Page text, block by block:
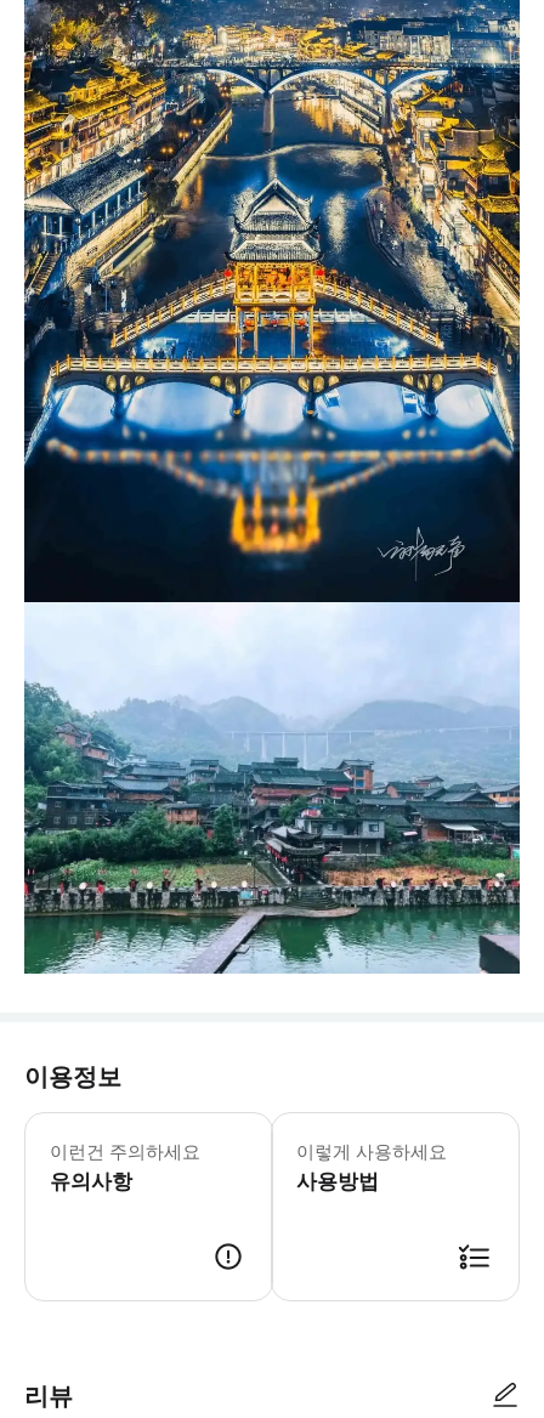
이용정보
이런건 주의하세요
유의사항
🚗 픽업 서비스 범위: 저희는 장자제
이렇게 사용하세요
사용방법
리뷰